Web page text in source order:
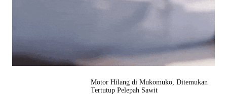
Motor Hilang di Mukomuko, Ditemukan
Tertutup Pelepah Sawit